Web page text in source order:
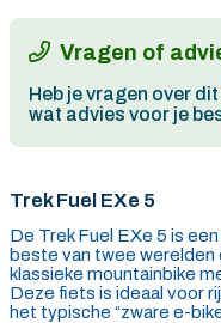
Vragen of
Heb je vragen over
wat advies voor je
Trek Fuel EXe 5
De Trek Fuel EXe 5 is
beste van twee
klassieke mountainbike
Deze fiets is ideaal voor
het typische “zware e-